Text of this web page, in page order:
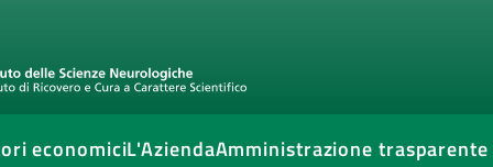
economiciL'AziendaAmministrazione trasparente